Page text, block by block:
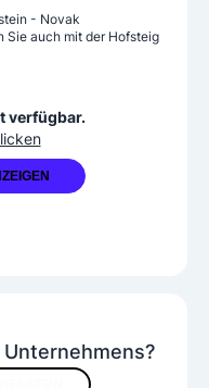
- Novak
Sie auch mit der Hofsteig
verfügbar.